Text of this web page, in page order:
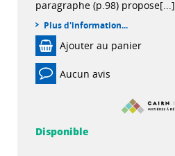
paragraphe (p.98) propose[...]
Plus d'information...
Ajouter au panier
Aucun avis
Disponible